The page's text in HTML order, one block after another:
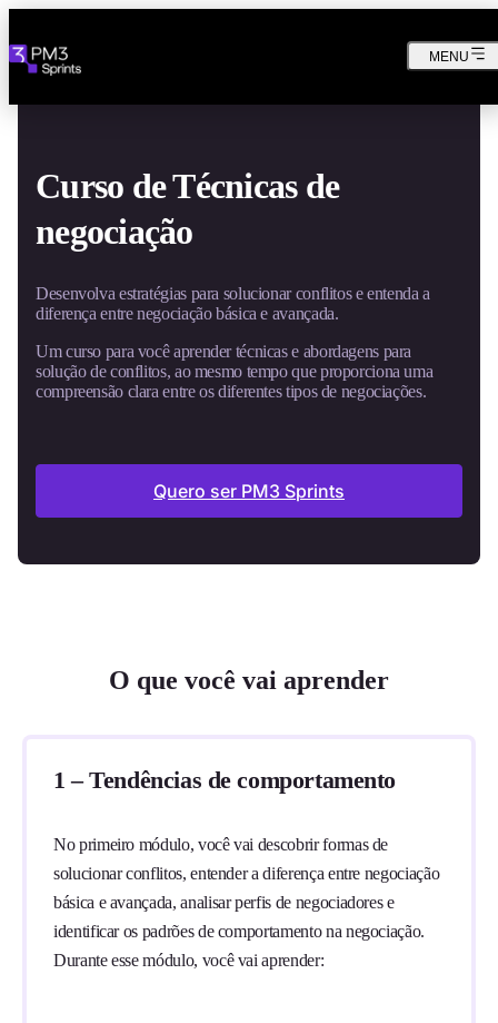
MENU
Curso de Técnicas de
negociação
Desenvolva estratégias para solucionar conflitos e entenda a
diferença entre negociação básica e avançada.
Um curso para você aprender técnicas e abordagens para
solução de conflitos, ao mesmo tempo que proporciona uma
compreensão clara entre os diferentes tipos de negociações.
Quero ser PM3 Sprints
O que você vai aprender
1 – Tendências de comportamento
No primeiro módulo, você vai descobrir formas de
solucionar conflitos, entender a diferença entre negociação
básica e avançada, analisar perfis de negociadores e
identificar os padrões de comportamento na negociação.
Durante esse módulo, você vai aprender: